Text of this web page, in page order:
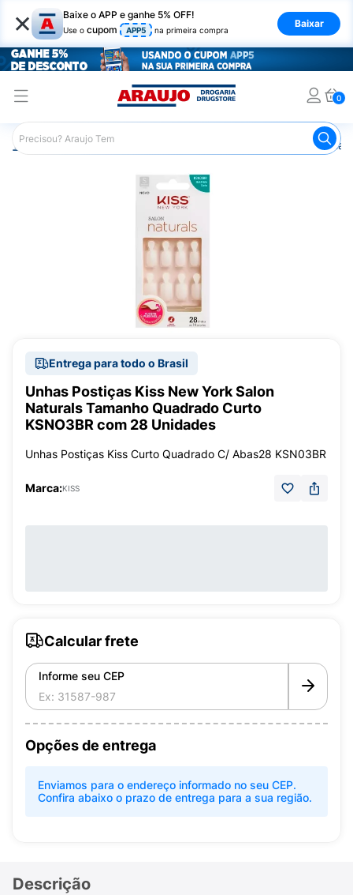
× Baixe o APP e ganhe 5% OFF!
Use o cupom APP5 na primeira compra
Baixar
0
Araujo Beleza e Cuidados
Entrega para todo o Brasil
Unhas Postiças Kiss New York Salon
Naturals Tamanho Quadrado Curto
KSNO3BR com 28 Unidades
Unhas Postiças Kiss Curto Quadrado C/ Abas28 KSN03BR
Marca:KISS
Calcular frete
Informe seu CEP
Opções de entrega
Enviamos para o endereço informado no seu CEP.
Confira abaixo o prazo de entrega para a sua região.
Descrição